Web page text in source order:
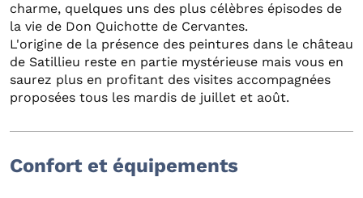
charme, quelques uns des plus célèbres épisodes de
la vie de Don Quichotte de Cervantes.
L'origine de la présence des peintures dans le château
de Satillieu reste en partie mystérieuse mais vous en
saurez plus en profitant des visites accompagnées
proposées tous les mardis de juillet et août.
Confort et équipements